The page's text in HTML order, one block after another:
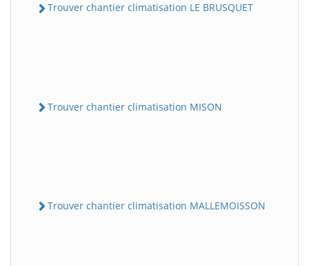
Trouver chantier climatisation LE BRUSQUET
Trouver chantier climatisation MISON
Trouver chantier climatisation MALLEMOISSON